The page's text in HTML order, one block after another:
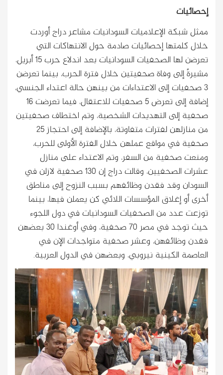
إحصائيات
ممثل شبكة الإعلاميات السودانيات مشاعر دراج أوردت
خلال كلمتها إحصائيات صادمة حول الانتهاكات التي
تعرضن لها الصحفيات السودانيات بعد اندلاع حرب 15 أبريل،
مشيرةً إلى وفاة صحفيتين خلال فترة الحرب، بينما تعرضن
3 صحفيات إلى الاعتداءات من بينهن حالة اعتداء الجنسي،
إضافة إلى تعرض 5 صحفيات للاعتقال، فيما تعرضت 16
صحفية إلى التهديدات الشخصية، وتم اختطاف صحفيتين
من منازلهن لفترات متفاوتة، بالإضافة إلى احتجاز 25
صحفية في مواقع عملهن خلال الفترة الأولى للحرب،
ومنعت صحفية من السفر، وتم الاعتداء على منازل
عشرات الصحفيين، وقالت دراج إن 130 صحفية لازلن في
السودان وقد فقدن وظائفهم بسبب النزوح إلى مناطق
أخرى أو إغلاق المؤسسات اللائي كن يعملن فيها، بينما
توزعت عدد من الصحفيات السودانيات في دول اللجوء
حيث توجد في مصر 70 صحفية، وفي أوغندا 30 بعضهن
فقدن وظائفهن، وعشر صحفية متواجدات الإن في
العاصمة الكينية نيروبي، وبعضهن في الدول العربية.